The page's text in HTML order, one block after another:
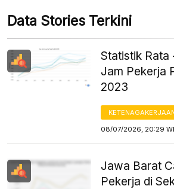
Data Stories Terkini
Statistik Rata
Jam Pekerja
2023
08/07/2026, 20:29
Jawa Barat
Pekerja di